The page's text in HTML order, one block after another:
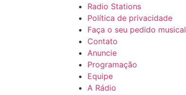
Radio Stations
Política de privacidade
Faça o seu pedido musical
Contato
Anuncie
Programação
Equipe
A Rádio